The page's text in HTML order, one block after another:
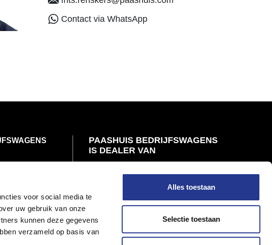
voor social media te
uw gebruik van onze
kunnen deze gegevens
verzameld op basis van
Alles toestaan
Selectie toestaan
Contact via WhatsApp
PAASHUIS BEDRIJFSWAGENS
IS DEALER VAN